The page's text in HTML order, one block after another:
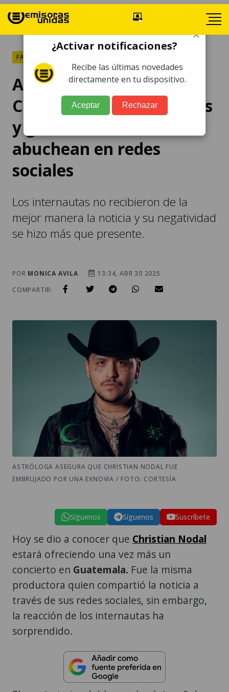
FARÁNDULA
Anuncian concierto de
Christian Nodal en el país
y guatemaltecos lo
abuchean en redes
sociales
Los internautas no recibieron de la
mejor manera la noticia y su negatividad
se hizo más que presente.
POR MONICA AVILA
13:34, ABR 30 2025
COMPARTIR:
ASTRÓLOGA ASEGURA QUE CHRISTIAN NODAL FUE
EMBRUJADO POR UNA EXNOVIA / FOTO: CORTESÍA
Síguenos Síguenos Suscríbete
Hoy se dio a conocer que Christian Nodal
estará ofreciendo una vez más un
concierto en Guatemala. Fue la misma
productora quien compartió la noticia a
través de sus redes sociales, sin embargo,
la reacción de los internautas ha
sorprendido.
×
¿Activar notificaciones?
Recibe las últimas novedades
directamente en tu dispositivo.
Aceptar Rechazar